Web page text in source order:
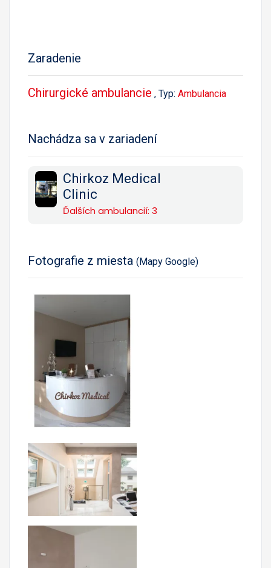
Zaradenie
Chirurgické ambulancie , Typ: Ambulancia
Nachádza sa v zariadení
Chirkoz Medical
Clinic
Ďalších ambulancií: 3
Fotografie z miesta (Mapy Google)